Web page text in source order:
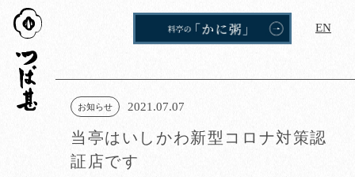
EN
つば
甚
お知らせ 2021.07.07
当亭はいしかわ新型コロナ対策認
証店です